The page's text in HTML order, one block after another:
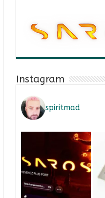
Instagram
spiritmad